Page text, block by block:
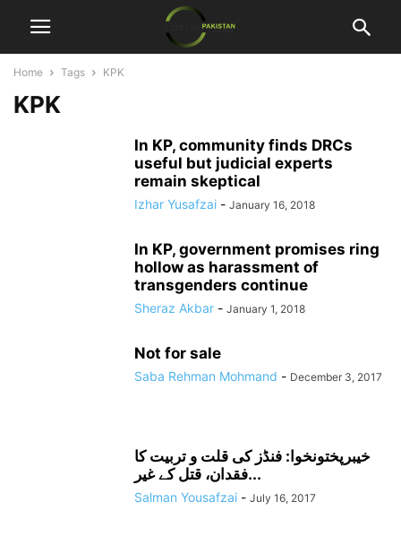
Home Tags KPK
KPK
In KP, community finds DRCs
useful but judicial experts
remain skeptical
Izhar Yusafzai - January 16, 2018
In KP, government promises ring
hollow as harassment of
transgenders continue
Sheraz Akbar - January 1, 2018
Not for sale
Saba Rehman Mohmand - December 3, 2017
خیبرپختونخوا: فنڈز کی قلت و تربیت کا
فقدان، قتل کے غیر...
Salman Yousafzai - July 16, 2017